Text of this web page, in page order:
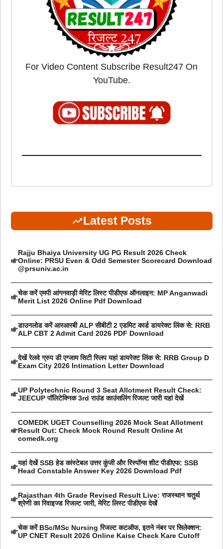
For Video Content Subscribe Result247 On
YouTube.
Latest Posts
Rajju Bhaiya University UG PG Result 2026 Check
Online: PRSU Even & Odd Semester Scorecard Download
@prsuniv.ac.in
चेक करें एमपी आंगनवाड़ी मेरिट लिस्ट पीडीएफ ऑनलाइन: MP Anganwadi
Merit List 2026 Online Pdf Download
डाउनलोड करें आरआरबी ALP सीबीटी 2 एडमिट कार्ड डायरेक्ट लिंक से: RRB
ALP CBT 2 Admit Card 2026 PDF Download
देखें रेलवे ग्रुप डी एग्जाम सिटी स्लिप यहां डायरेक्ट लिंक से: RRB Group D
Exam City 2026 Intimation Letter Download
UP Polytechnic Round 3 Seat Allotment Result Check:
JEECUP पॉलिटेक्निक 3rd राउंड काउंसलिंग रिजल्ट जारी यहां देखें
COMEDK UGET Counselling 2026 Mock Seat Allotment
Result Out: Check Mock Round Result Online At
comedk.org
यहां देखें SSB हेड कांस्टेबल उत्तर कुंजी और रिस्पॉन्स शीट पीडीएफ: SSB
Head Constable Answer Key 2026 Download Pdf
Rajasthan 4th Grade Revised Result Live: राजस्थान चतुर्थ
श्रेणी का रिवाइज्ड रिजल्ट जारी, मेरिट लिस्ट पीडीएफ देखें
चेक करें BSc/MSc Nursing रिजल्ट कटऑफ, इतने नंबर पर सिलेक्शन:
UP CNET Result 2026 Online Kaise Check Kare Cutoff